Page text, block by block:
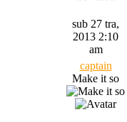
sub 27 tra,
2013 2:10
am
captain
Make it so